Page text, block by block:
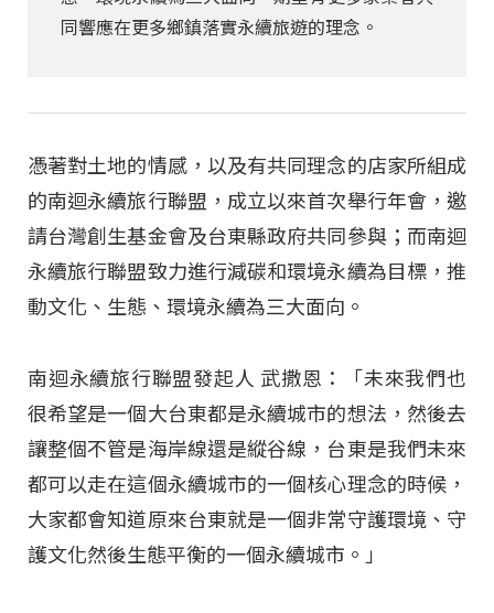
同響應在更多鄉鎮落實永續旅遊的理念。
憑著對土地的情感，以及有共同理念的店家所組成
的南迴永續旅行聯盟，成立以來首次舉行年會，邀
請台灣創生基金會及台東縣政府共同參與；而南迴
永續旅行聯盟致力進行減碳和環境永續為目標，推
動文化、生態、環境永續為三大面向。
南迴永續旅行聯盟發起人 武撒恩：「未來我們也
很希望是一個大台東都是永續城市的想法，然後去
讓整個不管是海岸線還是縱谷線，台東是我們未來
都可以走在這個永續城市的一個核心理念的時候，
大家都會知道原來台東就是一個非常守護環境、守
護文化然後生態平衡的一個永續城市。」